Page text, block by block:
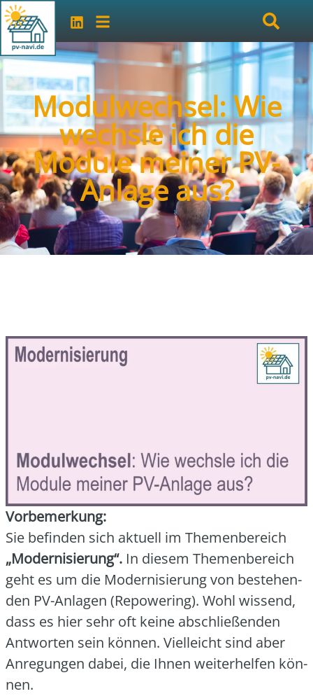
Modulwechsel: Wie
wechsle ich die
Module meiner PV-
Anlage aus?
Vor­be­mer­kung:
Sie befin­den sich aktu­ell im The­men­be­reich
„Moder­ni­sie­rung“. In die­sem The­men­be­reich
geht es um die Moder­ni­sie­rung von bestehen­
den PV-Anla­gen (Repowe­ring). Wohl wis­send,
dass es hier sehr oft kei­ne abschlie­ßen­den
Ant­wor­ten sein kön­nen. Viel­leicht sind aber
Anre­gun­gen dabei, die Ihnen wei­ter­hel­fen kön­
nen.